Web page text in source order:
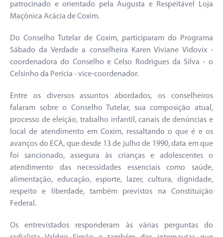
patrocinado e orientado pela Augusta e Respeitável Loja
Maçônica Acácia de Coxim.
Do Conselho Tutelar de Coxim, participaram do Programa
Sábado da Verdade a conselheira Karen Viviane Vidovix -
coordenadora do Conselho e Celso Rodrigues da Silva - o
Celsinho da Perícia - vice-coordenador.
Entre os diversos assuntos abordados, os conselheiros
falaram sobre o Conselho Tutelar, sua composição atual,
processo de eleição, trabalho infantil, canais de denúncias e
local de atendimento em Coxim, ressaltando o que é e os
avanços do ECA, que desde 13 de julho de 1990, data em que
foi sancionado, assegura às crianças e adolescentes o
atendimento das necessidades essenciais como saúde,
alimentação, educação, esporte, lazer, cultura, dignidade,
respeito e liberdade, também previstos na Constituição
Federal.
Os entrevistados responderam às várias perguntas do